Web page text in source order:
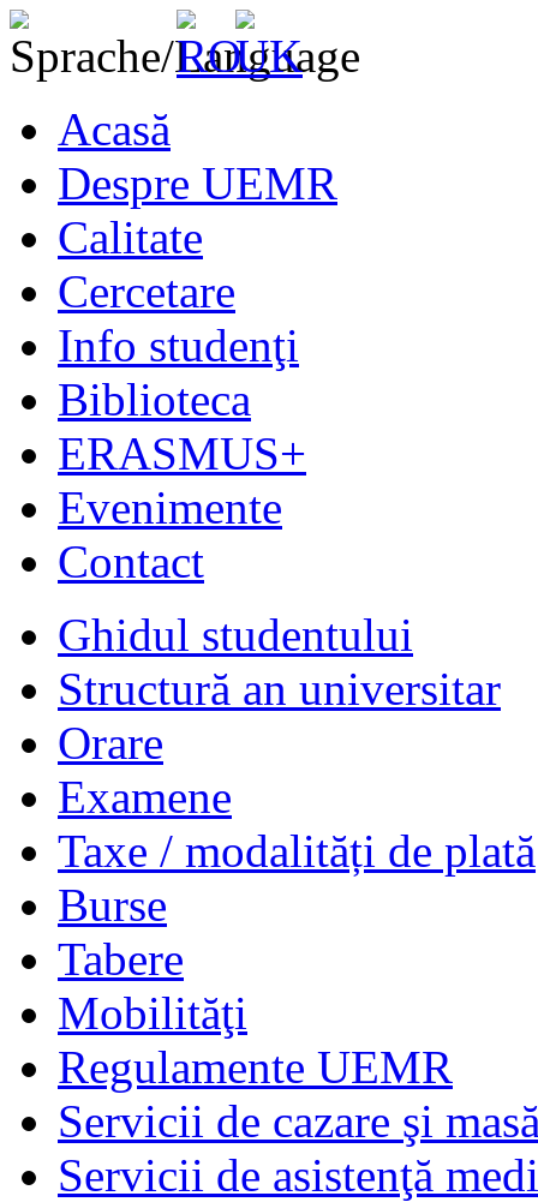
Acasă
Despre UEMR
Calitate
Cercetare
Info studenţi
Biblioteca
ERASMUS+
Evenimente
Contact
Ghidul studentului
Structură an universitar
Orare
Examene
Taxe / modalități de plată
Burse
Tabere
Mobilităţi
Regulamente UEMR
Servicii de cazare şi
Servicii de asistenţă